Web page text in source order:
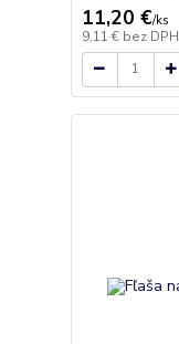
11,20 €/ks
9,11 € bez DPH